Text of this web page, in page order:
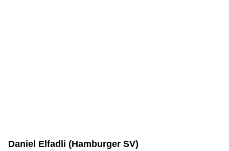
Daniel Elfadli (Hamburger SV)